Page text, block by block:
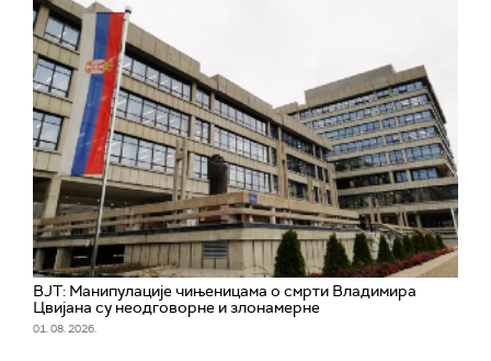
ВЈТ: Манипулације чињеницама о смрти Владимира
Цвијана су неодговорне и злонамерне
01. 08. 2026.